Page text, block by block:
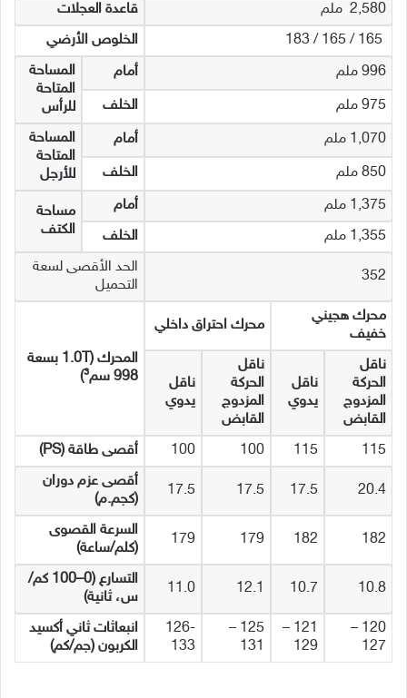
2,580 ملم
قاعدة العجلات
الخلوص الأرضي
996 ملم
أمام
المساحة
المتاحة
للرأس
975 ملم
الخلف
1,070 ملم
أمام
المساحة
المتاحة
للأرجل
850 ملم
الخلف
1,375 ملم
أمام
مساحة
الكتف
1,355 ملم الخلف
352
الحد الأقصى لسعة
التحميل
محرك هجيني
خفيف
محرك احتراق داخلي
المحرك (1.0T
بسعة
998 سم
³
)
ناقل
الحركة
المزدوج
القابض
ناقل
يدوي
ناقل
الحركة
المزدوج
القابض
ناقل
يدوي
115
115
100
100 أقصى طاقة (PS)
20.4
17.5
17.5
17.5
أقصى عزم دوران
(كجم.م)
182
182
179
179
السرعة القصوى
(كلم/ساعة)
10.8
10.7
12.1
11.0
التسارع (0 –
100 كم/
س، ثانية)
120 –
127
121 –
129
125 –
131
126-
133
انبعاثات ثاني أكسيد
الكربون (جم/كم)